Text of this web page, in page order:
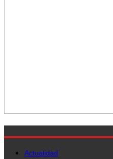
Actualidad